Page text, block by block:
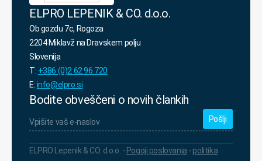
ELPRO LEPENIK & CO. d.o.o.
Ob gozdu 7c, Rogoza
2204 Miklavž na Dravskem polju
Slovenija
T: +386 (0)2 62 96 720
E:info@elpro.si
Bodite obveščeni o novih člankih
vaš
e-
*
ELPRO Lepenik & CO. d.o.o. - Pogoji poslovanja - politika